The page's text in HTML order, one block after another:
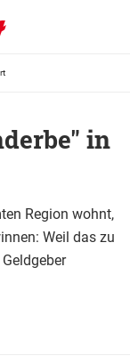
in
Region wohnt,
Weil das zu